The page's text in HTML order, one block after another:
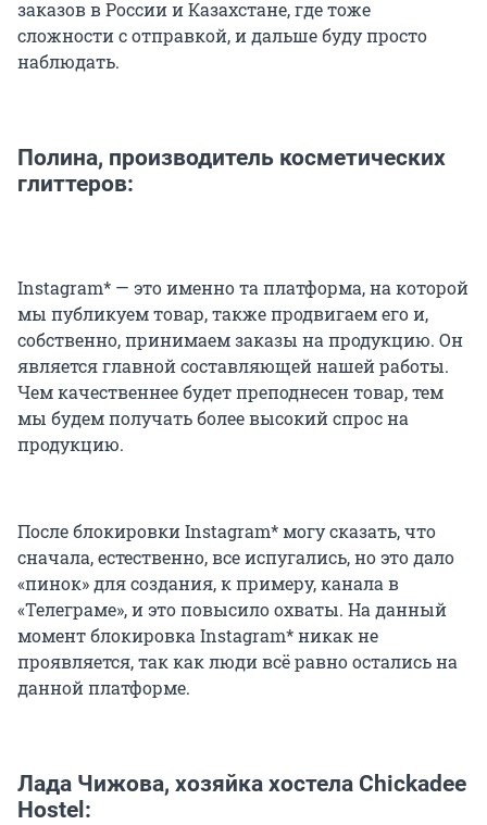
заказов в России и Казахстане, где тоже
сложности с отправкой, и дальше буду просто
наблюдать.
Полина, производитель косметических
глиттеров:
Instagram* — это именно та платформа, на которой
мы публикуем товар, также продвигаем его и,
собственно, принимаем заказы на продукцию. Он
является главной составляющей нашей работы.
Чем качественнее будет преподнесен товар, тем
мы будем получать более высокий спрос на
продукцию.
После блокировки Instagram* могу сказать, что
сначала, естественно, все испугались, но это дало
«пинок» для создания, к примеру, канала в
«Телеграме», и это повысило охваты. На данный
момент блокировка Instagram* никак не
проявляется, так как люди всё равно остались на
данной платформе.
Лада Чижова, хозяйка хостела Chickadee
Hostel: